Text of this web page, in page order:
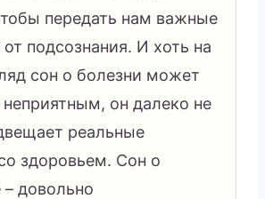
передать нам важные
подсознания. И хоть на
сон о болезни может
неприятным, он далеко не
реальные
здоровьем. Сон о
– довольно